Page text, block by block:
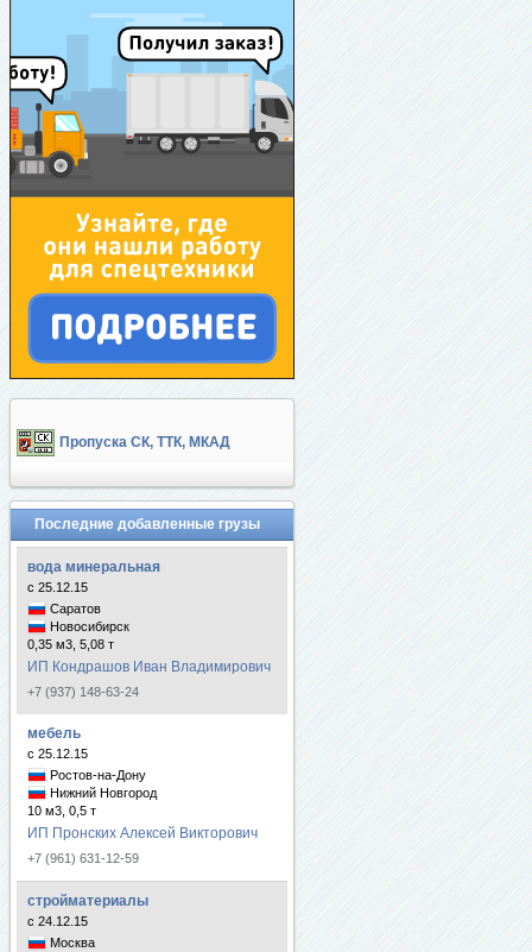
Пропуска СК, ТТК, МКАД
Последние добавленные грузы
вода минеральная
с 25.12.15
Саратов
Новосибирск
0,35 м3, 5,08 т
ИП Кондрашов Иван Владимирович
+7 (937) 148-63-24
мебель
с 25.12.15
Ростов-на-Дону
Нижний Новгород
10 м3, 0,5 т
ИП Пронских Алексей Викторович
+7 (961) 631-12-59
стройматериалы
с 24.12.15
Москва